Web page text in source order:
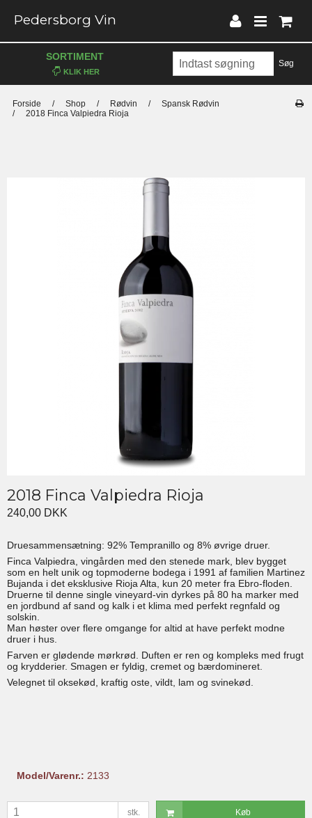
Pedersborg Vin
Søg
SORTIMENT
Forside / Shop / Rødvin /
Spansk Rødvin
/
2018 Finca Valpiedra Rioja
2018 Finca Valpiedra Rioja
240,00 DKK
Druesammensætning: 92% Tempranillo og 8% øvrige druer.
Finca Valpiedra, vingården med den stenede mark, blev bygget
som en helt unik og topmoderne bodega i 1991 af familien Martinez
Bujanda i det eksklusive Rioja Alta, kun 20 meter fra Ebro-floden.
Druerne til denne single vineyard-vin dyrkes på 80 ha marker med
en jordbund af sand og kalk i et klima med perfekt regnfald og
solskin.
Man høster over flere omgange for altid at have perfekt modne
druer i hus.
Farven er glødende mørkrød. Duften er ren og kompleks med frugt
og krydderier. Smagen er fyldig, cremet og bærdomineret.
Velegnet til oksekød, kraftig oste, vildt, lam og svinekød.
Model/Varenr.: 2133
stk. Køb